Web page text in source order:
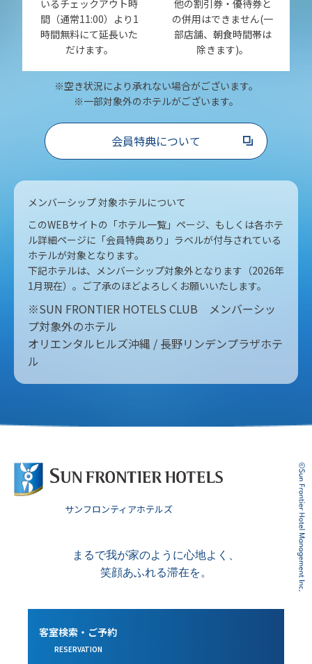
いるチェックアウト時
間（通常11:00）より1
時間無料にて延長いた
だけます。
他の割引券・優待券と
の併用はできません(一
部店舗、朝食時間帯は
除きます)。
※空き状況により承れない場合がございます。
※一部対象外のホテルがございます。
会員特典について
メンバーシップ 対象ホテルについて
このWEBサイトの「ホテル一覧」ページ、もしくは各ホテ
ル詳細ページに「会員特典あり」ラベルが付与されている
ホテルが対象となります。
下記ホテルは、メンバーシップ対象外となります（2026年
1月現在）。ご了承のほどよろしくお願いいたします。
※SUN FRONTIER HOTELS CLUB メンバーシッ
プ対象外のホテル
オリエンタルヒルズ沖縄 / 長野リンデンプラザホテ
ル
サンフロンティアホテルズ
まるで我が家のように心地よく、
笑顔あふれる滞在を。
客室検索・ご予約
RESERVATION